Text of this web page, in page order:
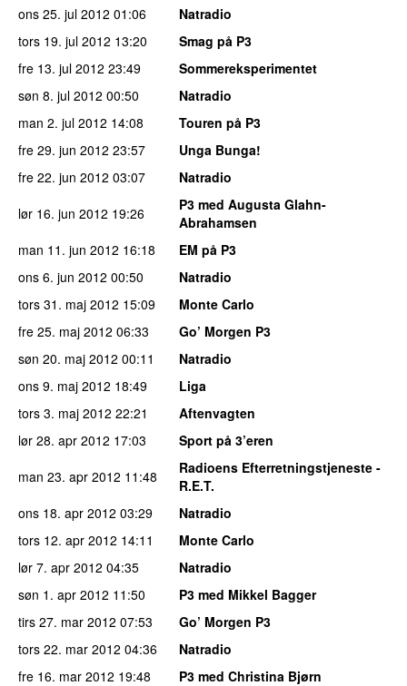
ons 25. jul 2012 01:06
Natradio
tors 19. jul 2012 13:20
Smag på P3
fre 13. jul 2012 23:49
Sommereksperimentet
søn 8. jul 2012 00:50
Natradio
man 2. jul 2012 14:08
Touren på P3
fre 29. jun 2012 23:57
Unga Bunga!
fre 22. jun 2012 03:07
Natradio
lør 16. jun 2012 19:26
P3 med Augusta Glahn-
Abrahamsen
man 11. jun 2012 16:18
EM på P3
ons 6. jun 2012 00:50
Natradio
tors 31. maj 2012 15:09
Monte Carlo
fre 25. maj 2012 06:33
Go’ Morgen P3
søn 20. maj 2012 00:11
Natradio
ons 9. maj 2012 18:49
Liga
tors 3. maj 2012 22:21
Aftenvagten
lør 28. apr 2012 17:03
Sport på 3’eren
man 23. apr 2012 11:48
Radioens Efterretningstjeneste -
R.E.T.
ons 18. apr 2012 03:29
Natradio
tors 12. apr 2012 14:11
Monte Carlo
lør 7. apr 2012 04:35
Natradio
søn 1. apr 2012 11:50
P3 med Mikkel Bagger
tirs 27. mar 2012 07:53
Go’ Morgen P3
tors 22. mar 2012 04:36
Natradio
fre 16. mar 2012 19:48
P3 med Christina Bjørn